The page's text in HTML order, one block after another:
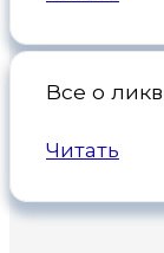
Все о
Читать